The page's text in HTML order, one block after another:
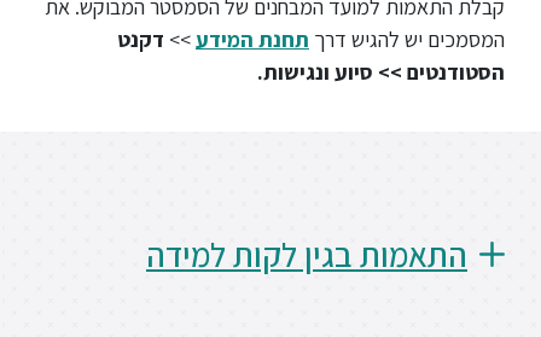
אנגלית
ועברית
הקדם
אקדמי
קבלת התאמות למועד המבחנים של הסמסטר המבוקש. את
המסמכים יש להגיש דרך תחנת המידע>> דקנט
הסטודנטים >> סיוע ונגישות.
התאמות בגין לקות למידה